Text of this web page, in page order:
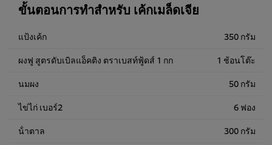
ขั้นตอนการทำสำหรับ เค้กเมล็ดเจีย
แป้งเค้ก 350 กรัม
ผงฟู สูตรดับเบิลแอ็คติง ตราเบสท์ฟู้ดส์ 1 กก 1 ช้อนโต๊ะ
นมผง 50 กรัม
ไข่ไก่ เบอร์2 6 ฟอง
น้ําตาล 300 กรัม